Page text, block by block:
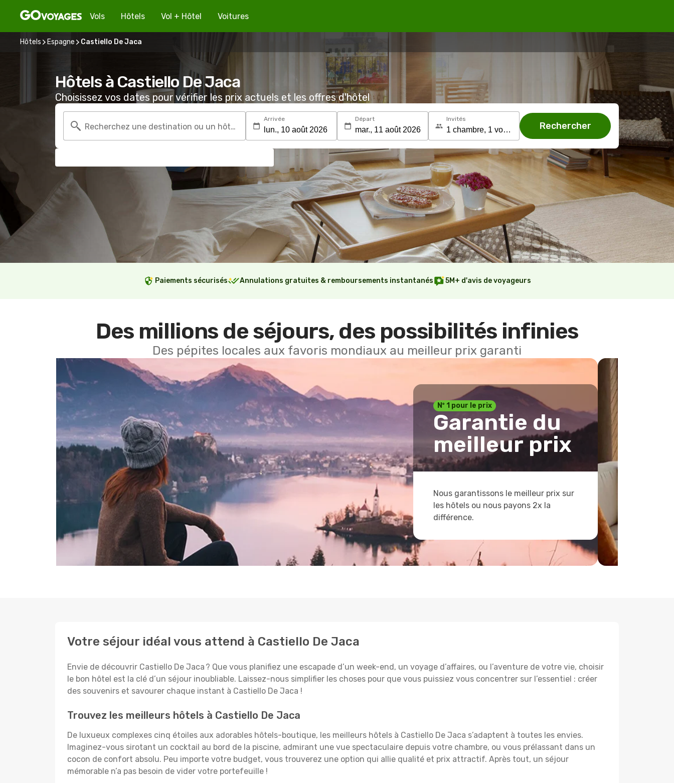
Vols Hôtels Vol + Hôtel Voitures
Hôtels Espagne Castiello De Jaca
Hôtels à Castiello De Jaca
Choisissez vos dates pour vérifier les prix actuels et les offres d'hôtel
Recherchez une destination ou un hôtel
Arrivée Départ Invités
Rechercher
Paiements sécurisés Annulations gratuites & remboursements instantanés 5M+ d'avis de voyageurs
Des millions de séjours, des possibilités infinies
Des pépites locales aux favoris mondiaux au meilleur prix garanti
Nº 1 pour le prix
Garantie du
meilleur prix
Nous garantissons le meilleur prix sur
les hôtels ou nous payons 2x la
différence.
Votre séjour idéal vous attend à Castiello De Jaca
Envie de découvrir Castiello De Jaca ? Que vous planifiez une escapade d’un week-end, un voyage d’affaires, ou l’aventure de votre vie, choisir
le bon hôtel est la clé d’un séjour inoubliable. Laissez-nous simplifier les choses pour que vous puissiez vous concentrer sur l’essentiel : créer
des souvenirs et savourer chaque instant à Castiello De Jaca !
Trouvez les meilleurs hôtels à Castiello De Jaca
De luxueux complexes cinq étoiles aux adorables hôtels-boutique, les meilleurs hôtels à Castiello De Jaca s’adaptent à toutes les envies.
Imaginez-vous sirotant un cocktail au bord de la piscine, admirant une vue spectaculaire depuis votre chambre, ou vous prélassant dans un
cocon de confort absolu. Peu importe votre budget, vous trouverez une option qui allie qualité et prix attractif. Après tout, un séjour
mémorable n’a pas besoin de vider votre portefeuille !